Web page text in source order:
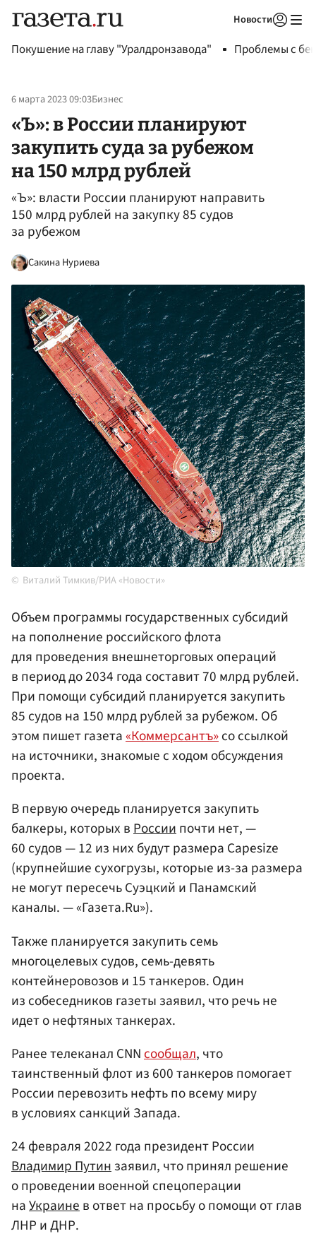
Новости
Покушение на главу "Уралдронзавода" Проблемы с
6 марта 2023 09:03Бизнес
«Ъ»: в России планируют
закупить суда за рубежом
на 150 млрд рублей
«Ъ»: власти России планируют направить
150 млрд рублей на закупку 85 судов
за рубежом
Сакина Нуриева
Виталий Тимкив/РИА «Новости»
Объем программы государственных субсидий
на пополнение российского флота
для проведения внешнеторговых операций
в период до 2034 года составит 70 млрд рублей.
При помощи субсидий планируется закупить
85 судов на 150 млрд рублей за рубежом. Об
этом пишет газета«Коммерсантъ»со ссылкой
на источники, знакомые с ходом обсуждения
проекта.
В первую очередь планируется закупить
балкеры, которых вРоссиипочти нет, —
60 судов — 12 из них будут размера Capesize
(крупнейшие сухогрузы, которые из-за размера
не могут пересечь Суэцкий и Панамский
каналы. — «Газета.Ru»).
Также планируется закупить семь
многоцелевых судов, семь-девять
контейнеровозов и 15 танкеров. Один
из собеседников газеты заявил, что речь не
идет о нефтяных танкерах.
Ранее телеканал CNNсообщал, что
таинственный флот из 600 танкеров помогает
России перевозить нефть по всему миру
в условиях санкций Запада.
24 февраля 2022 года президент России
Владимир Путинзаявил, что принял решение
о проведении военной спецоперации
наУкраинев ответ на просьбу о помощи от глав
ЛНР и ДНР.